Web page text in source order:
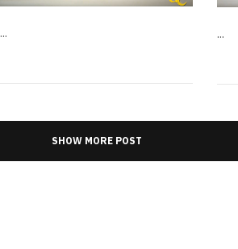
... ...
SHOW MORE POST